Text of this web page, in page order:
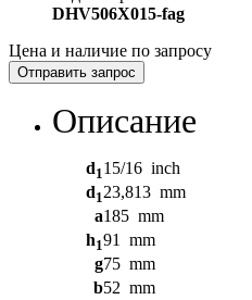
DHV506X015-fag
Цена и наличие по запросу
Отправить запрос
Описание
d115/16 inch
d123,813 mm
a185 mm
h191
mm
g75 mm
b52 mm